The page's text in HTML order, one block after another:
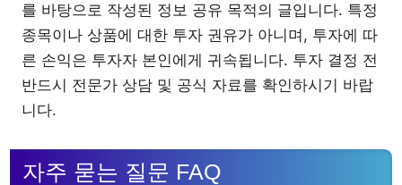
를 바탕으로 작성된 정보 공유 목적의 글입니다. 특정
종목이나 상품에 대한 투자 권유가 아니며, 투자에 따
른 손익은 투자자 본인에게 귀속됩니다. 투자 결정 전
반드시 전문가 상담 및 공식 자료를 확인하시기 바랍
니다.
자주 묻는 질문 FAQ